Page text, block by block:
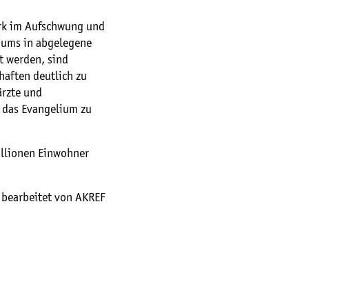
im Aufschwung und
in abgelegene
werden, sind
deutlich zu
und
Evangelium zu
Einwohner
von AKREF